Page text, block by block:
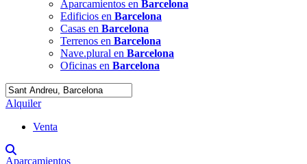
Aparcamientos en Barcelona
Edificios en Barcelona
Casas en Barcelona
Terrenos en Barcelona
Nave.plural en Barcelona
Oficinas en Barcelona
Alquiler
Venta
Aparcamientos